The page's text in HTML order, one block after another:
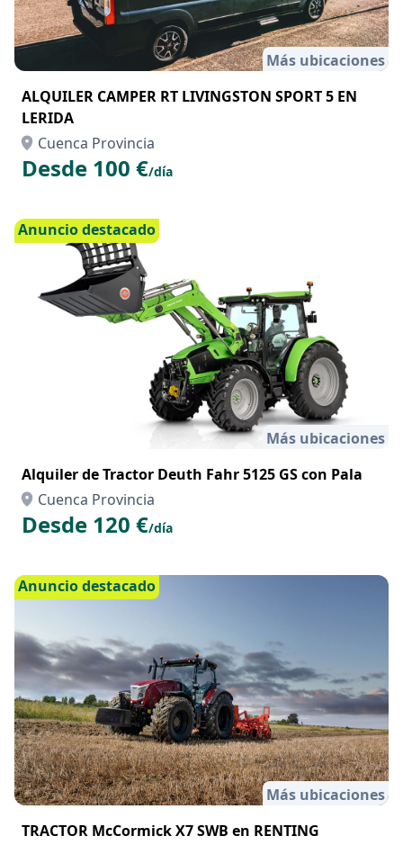
Más ubicaciones
ALQUILER CAMPER RT LIVINGSTON SPORT 5 EN
LERIDA
Cuenca Provincia
Desde 100 €/día
Anuncio destacado
Más ubicaciones
Alquiler de Tractor Deuth Fahr 5125 GS con Pala
Cuenca Provincia
Desde 120 €/día
Anuncio destacado
Más ubicaciones
TRACTOR McCormick X7 SWB en RENTING